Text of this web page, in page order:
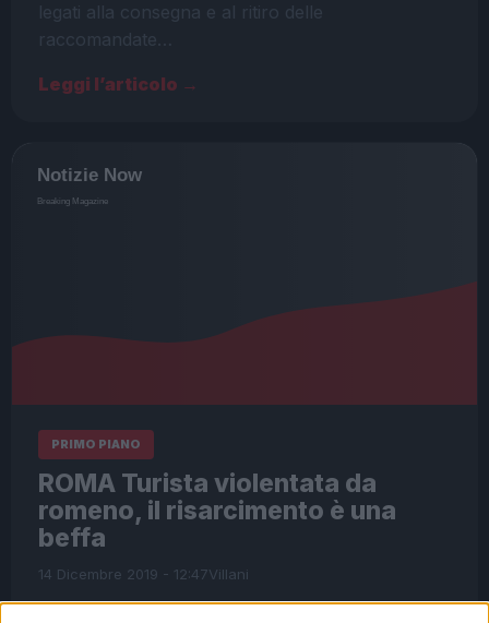
legati alla consegna e al ritiro delle
raccomandate…
Leggi l’articolo →
PRIMO PIANO
ROMA Turista violentata da
romeno, il risarcimento è una
beffa
14 Dicembre 2019 - 12:47Villani
ROMA Turista violentata da romeno, il